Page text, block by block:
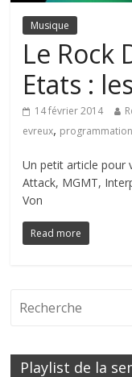
Musique
Le Rock
Etats :
14 février 2014
evreux, programmation
Un petit article pour
Attack, MGMT,
Von
Read more
Playlist de la